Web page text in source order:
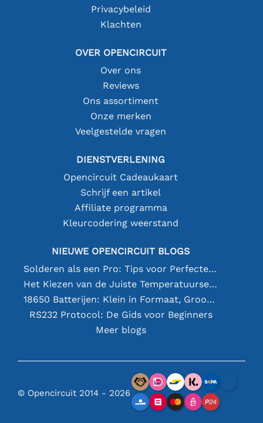
Privacybeleid
Klachten
OVER OPENCIRCUIT
Over ons
Reviews
Ons assortiment
Onze merken
Veelgestelde vragen
DIENSTVERLENING
Opencircuit Cadeaukaart
Schrijf een artikel
Affiliate programma
Kleurcodering weerstand
NIEUWE OPENCIRCUIT BLOGS
Solderen als een Pro: Tips voor Perfecte Elektronische Verbindingen
Het Kiezen van de Juiste Temperatuursensor [youtube]
18650 Batterijen: Klein in Formaat, Groot in Prestatie
RS232 Protocol: De Gids voor Beginners
Meer blogs
© Opencircuit 2014 - 2026